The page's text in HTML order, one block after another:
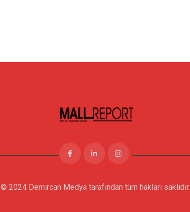
© 2024 Demircan Medya tarafından tüm hakları saklıdır.